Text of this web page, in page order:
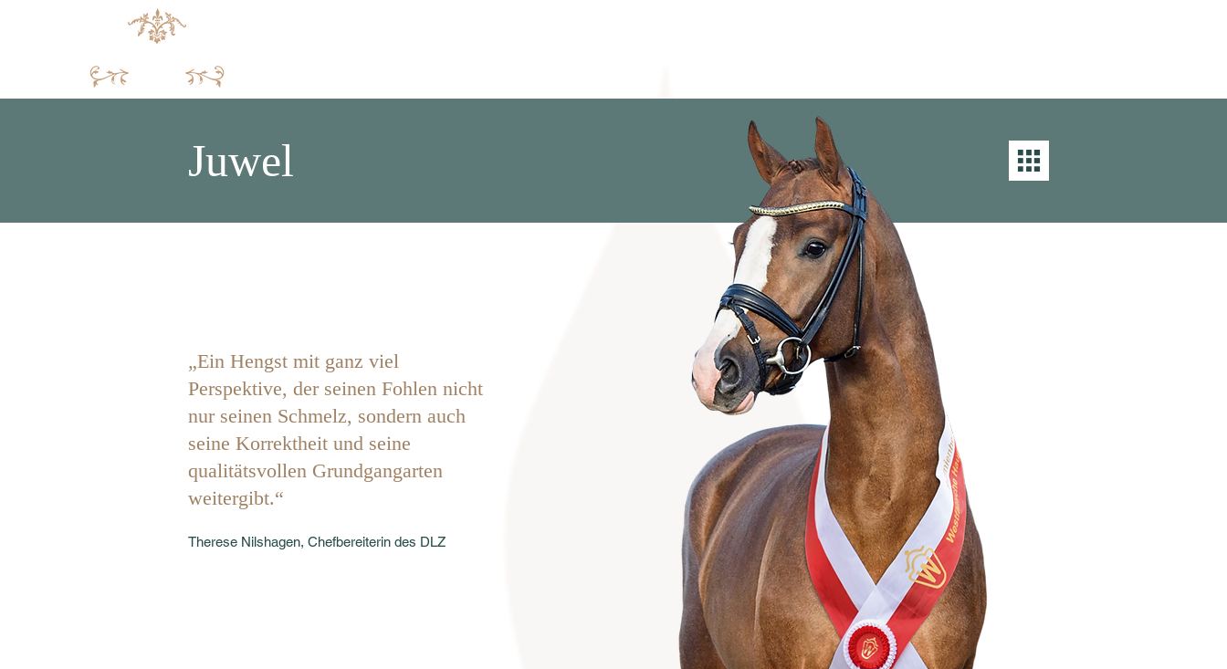
Juwel
„Ein Hengst mit ganz viel
Perspektive, der seinen Fohlen nicht
nur seinen Schmelz, sondern auch
seine Korrektheit und seine
qualitätsvollen Grundgangarten
weitergibt.“
Therese Nilshagen, Chefbereiterin des DLZ